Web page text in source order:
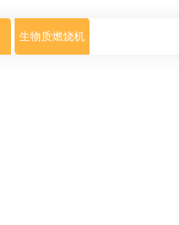
生物质燃烧机